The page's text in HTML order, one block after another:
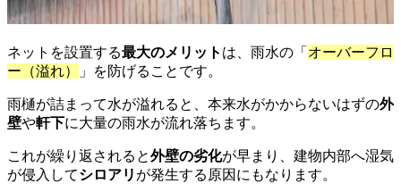
ネットを設置する最大のメリット は、雨水の「 オーバーフロ
ー（溢れ）
」を防げることです。
雨樋が詰まって水が溢れると、本来水がかからないはずの外
壁や軒下に大量の雨水が流れ落ちます。
これが繰り返されると外壁の劣化が早まり、建物内部へ湿気
が侵入してシロアリ が発生する原因にもなります。